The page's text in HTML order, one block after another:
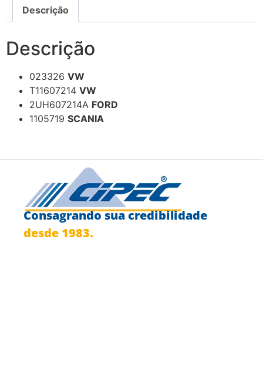
Descrição
Descrição
023326 VW
T11607214 VW
2UH607214A FORD
1105719 SCANIA
Consagrando sua credibilidade
desde 1983.